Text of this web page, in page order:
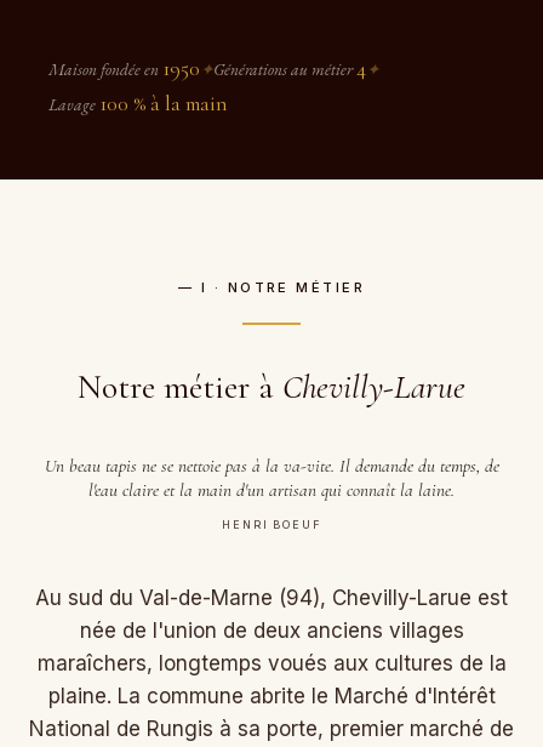
Maison fondée en 1950 ✦Générations au métier4✦
Lavage 100 % à la main
— I · NOTRE MÉTIER
Notre métier à Chevilly-Larue
Un beau tapis ne se nettoie pas à la va-vite. Il demande du temps, de
l'eau claire et la main d'un artisan qui connaît la laine.
HENRI BOEUF
Au sud du Val-de-Marne (94), Chevilly-Larue est
née de l'union de deux anciens villages
maraîchers, longtemps voués aux cultures de la
plaine. La commune abrite le Marché d'Intérêt
National de Rungis à sa porte, premier marché de